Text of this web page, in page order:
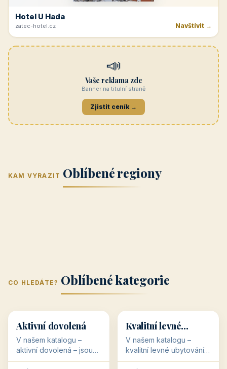
Hotel U Hada
zatec-hotel.cz Navštívit →
📣
Vaše reklama zde
Banner na titulní straně
Zjistit ceník →
KAM VYRAZIT Oblíbené regiony
(Jihomoravský
kraj)
kraj)
Zlínský kraj Žilinský
Karlovarský
Střední Čechy
(Středočeský
CO HLEDÁTE? Oblíbené kategorie
🥾 36 objektů
Aktivní dovolená
V našem katalogu –
aktivní dovolená – jsou
pro Vás připraveny
💰
💰
34 objektů
Kvalitní levné
ubytování
V našem katalogu –
kvalitní levné ubytování –
jsou pro Vás připraveny